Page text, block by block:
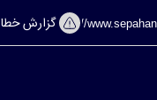
گزارش خطا